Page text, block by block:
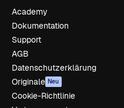
Academy
Dokumentation
Support
AGB
Datenschutzerklärung
Originale Neu
Cookie-Richtlinie